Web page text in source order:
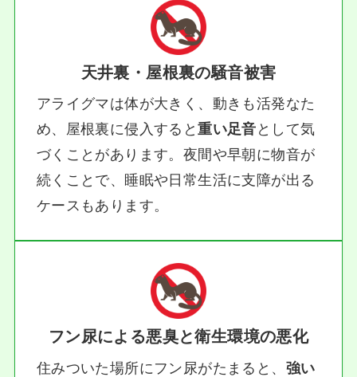
天井裏・屋根裏の騒音被害
アライグマは体が大きく、動きも活発なた
め、屋根裏に侵入すると重い足音 として気
づくことがあります。夜間や早朝に物音が
続くことで、睡眠や日常生活に支障が出る
ケースもあります。
フン尿による悪臭と衛生環境の悪化
住みついた場所にフン尿がたまると、 強い